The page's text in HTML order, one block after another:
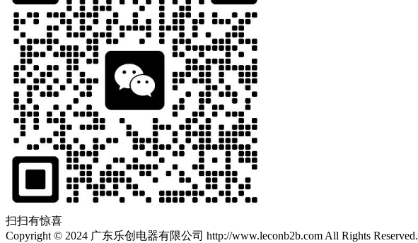
扫扫有惊喜
Copyright © 2024 广东乐创电器有限公司 http://www.leconb2b.com All Rights Reserved.